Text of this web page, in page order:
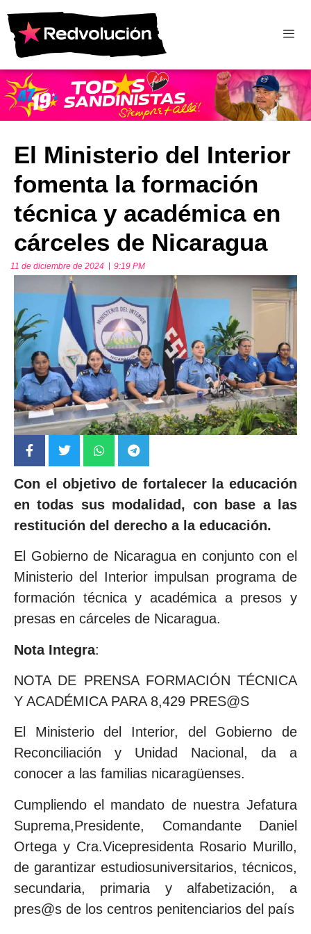
El Ministerio del Interior
fomenta la formación
técnica y académica en
cárceles de Nicaragua
11 de diciembre de 2024 9:19 PM
Con el objetivo de fortalecer la educación
en todas sus modalidad, con base a las
restitución del derecho a la educación.
El Gobierno de Nicaragua en conjunto con el
Ministerio del Interior impulsan programa de
formación técnica y académica a presos y
presas en cárceles de Nicaragua.
Nota Integra:
NOTA DE PRENSA FORMACIÓN TÉCNICA
Y ACADÉMICA PARA 8,429 PRES@S
El Ministerio del Interior, del Gobierno de
Reconciliación y Unidad Nacional, da a
conocer a las familias nicaragüenses.
Cumpliendo el mandato de nuestra Jefatura
Suprema,Presidente, Comandante Daniel
Ortega y Cra.Vicepresidenta Rosario Murillo,
de garantizar estudiosuniversitarios, técnicos,
secundaria, primaria y alfabetización, a
pres@s de los centros penitenciarios del país